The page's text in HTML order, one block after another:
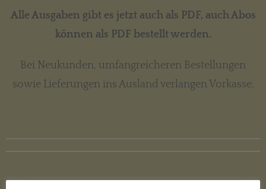
Alle Ausgaben gibt es jetzt auch als PDF, auch Abos
können als PDF bestellt werden.
Bei Neukunden, umfangreicheren Bestellungen
sowie Lieferungen ins Ausland verlangen Vorkasse.